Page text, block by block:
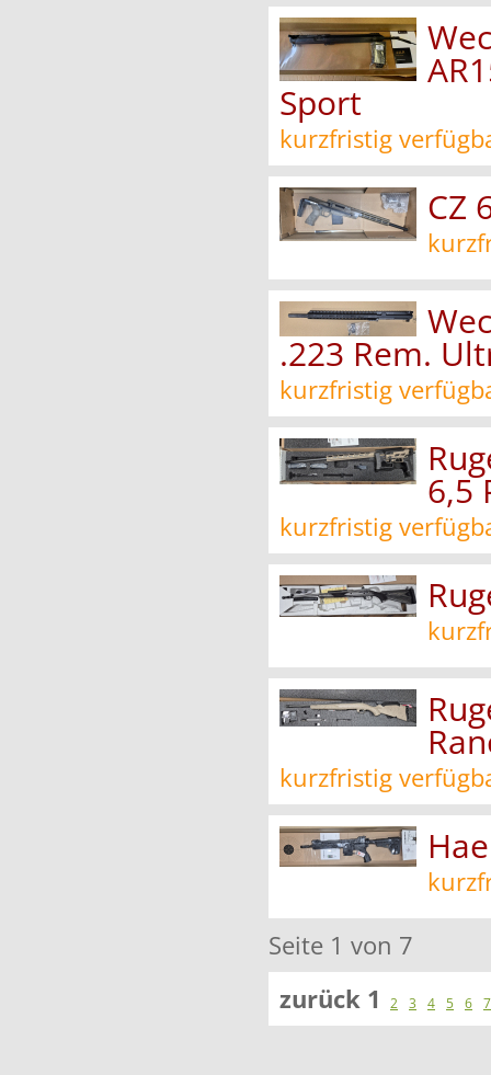
Sport
kurzfristig
CZ
.223 Rem.
kurzfristig
6,5
kurzfristig
kurzfristig
Seite 1 von 7
zurück 1 2 3 4 5 6 7